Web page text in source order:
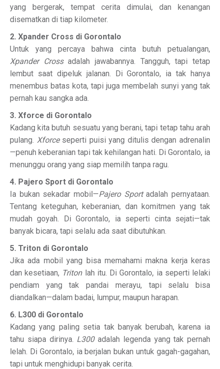
yang bergerak, tempat cerita dimulai, dan kenangan
disematkan di tiap kilometer.
2. Xpander Cross di Gorontalo
Untuk yang percaya bahwa cinta butuh petualangan,
Xpander Crossadalah jawabannya. Tangguh, tapi tetap
lembut saat dipeluk jalanan. Di Gorontalo, ia tak hanya
menembus batas kota, tapi juga membelah sunyi yang tak
pernah kau sangka ada.
3. Xforce di Gorontalo
Kadang kita butuh sesuatu yang berani, tapi tetap tahu arah
pulang. Xforceseperti puisi yang ditulis dengan adrenalin
—penuh keberanian tapi tak kehilangan hati. Di Gorontalo, ia
menunggu orang yang siap memilih tanpa ragu.
4. Pajero Sport di Gorontalo
Ia bukan sekadar mobil—Pajero Sportadalah pernyataan.
Tentang keteguhan, keberanian, dan komitmen yang tak
mudah goyah. Di Gorontalo, ia seperti cinta sejati—tak
banyak bicara, tapi selalu ada saat dibutuhkan.
5. Triton di Gorontalo
Jika ada mobil yang bisa memahami makna kerja keras
dan kesetiaan, Tritonlah itu. Di Gorontalo, ia seperti lelaki
pendiam yang tak pandai merayu, tapi selalu bisa
diandalkan—dalam badai, lumpur, maupun harapan.
6. L300 di Gorontalo
Kadang yang paling setia tak banyak berubah, karena ia
tahu siapa dirinya. L300adalah legenda yang tak pernah
lelah. Di Gorontalo, ia berjalan bukan untuk gagah-gagahan,
tapi untuk menghidupi banyak cerita.